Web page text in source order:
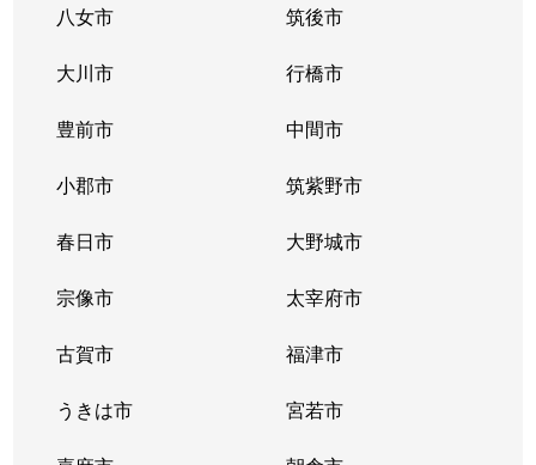
八女市 筑後市
大川市 行橋市
豊前市 中間市
小郡市 筑紫野市
春日市 大野城市
宗像市 太宰府市
古賀市 福津市
うきは市 宮若市